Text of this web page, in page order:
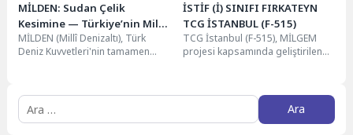
MİLDEN: Sudan Çelik
Kesimine — Türkiye’nin Milli
Denizaltısının Gelişim Süreci
MİLDEN (Millî Denizaltı), Türk
Deniz Kuvvetleri'nin tamamen
İSTİF (İ) SINIFI FIRKATEYN
TCG İSTANBUL (F-515)
TCG İstanbul (F-515), MİLGEM
projesi kapsamında geliştirilen